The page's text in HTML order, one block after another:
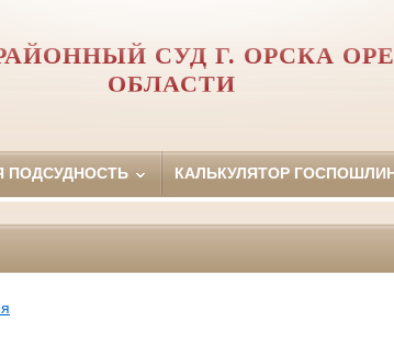
СУД Г. ОРСКА
ОБЛАСТИ
ПОДСУДНОСТЬ КАЛЬКУЛЯТОР